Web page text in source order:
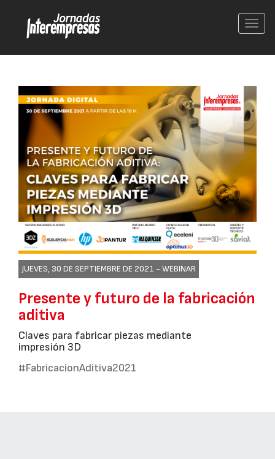
JUEVES, 30 DE SEPTIEMBRE DE 2021 - WEBINAR
Presente y futuro de la fabricación
aditiva
Claves para fabricar piezas mediante
impresión 3D
#FabricacionAditiva2021